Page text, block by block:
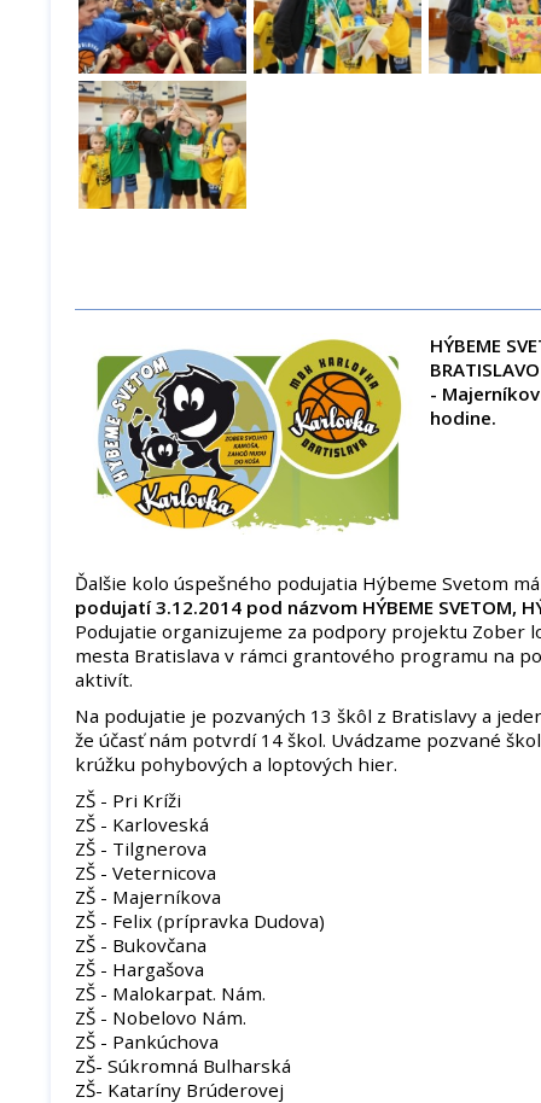
HÝBEME
-
hodine.
Ďalšie kolo úspešného podujatia Hýbeme Svetom
podujatí 3.12.2014 pod názvom HÝBEME SVETOM,
Podujatie organizujeme za podpory projektu Zober
mesta Bratislava v rámci grantového programu na
aktivít.
Na podujatie je pozvaných 13 škôl z Bratislavy a
že účasť nám potvrdí 14 škol. Uvádzame pozvané
krúžku pohybových a loptových hier.
ZŠ - Pri Kríži
ZŠ - Karloveská
ZŠ - Tilgnerova
ZŠ - Veternicova
ZŠ - Majerníkova
ZŠ - Felix (prípravka Dudova)
ZŠ - Bukovčana
ZŠ - Hargašova
ZŠ - Malokarpat. Nám.
ZŠ - Nobelovo Nám.
ZŠ - Pankúchova
ZŠ- Súkromná Bulharská
ZŠ- Kataríny Brúderovej